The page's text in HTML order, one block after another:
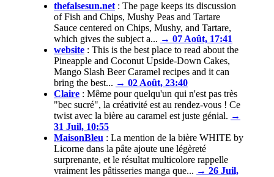
thefalsesun.net : The page keeps its discussion
of Fish and Chips, Mushy Peas and Tartare
Sauce centered on Chips, Mushy, and Tartare,
which gives the subject a... → 07 Août, 17:41
website : This is the best place to read about the
Pineapple and Coconut Upside-Down Cakes,
Mango Slash Beer Caramel recipes and it can
bring the best... → 02 Août, 23:40
Claire : Même pour quelqu'un qui n'est pas très
"bec sucré", la créativité est au rendez-vous ! Ce
twist avec la bière au caramel est juste génial. →
31 Juil, 10:55
MaisonBleu : La mention de la bière WHITE by
Licorne dans la pâte ajoute une légèreté
surprenante, et le résultat multicolore rappelle
vraiment les pâtisseries manga que... → 26 Juil,